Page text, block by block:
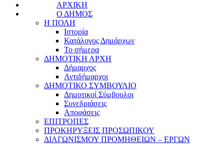
ΑΡΧΙΚΗ
Ο ΔΗΜΟΣ
Η ΠΟΛΗ
Ιστορία
Κατάλογος Δημάρχων
Το σήμερα
ΔΗΜΟΤΙΚΗ ΑΡΧΗ
Δήμαρχος
Αντιδήμαρχοι
ΔΗΜΟΤΙΚΟ ΣΥΜΒΟΥΛΙΟ
Δημοτικοί Σύμβουλοι
Συνεδριάσεις
Αποφάσεις
ΕΠΙΤΡΟΠΕΣ
ΠΡΟΚΗΡΥΞΕΙΣ ΠΡΟΣΩΠΙΚΟΥ
ΔΙΑΓΩΝΙΣΜΟΥ ΠΡΟΜΗΘΕΙΩΝ – ΕΡΓΩΝ